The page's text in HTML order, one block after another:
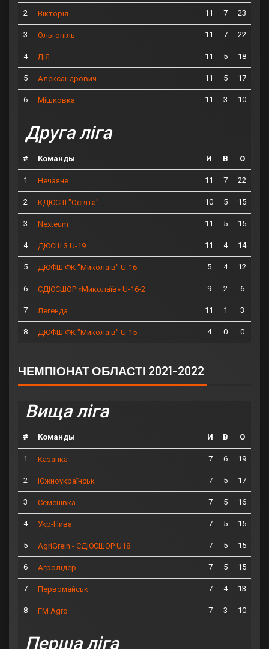
2 Вікторія 11 7 23
3 Ольгопіль 11 7 22
4 ЛІЯ 11 5 18
5 Александрович 11 5 17
6 Мішковка 11 3 10
Друга ліга
# Команды И В О
1 Нечаяне 11 7 22
2 КДЮСШ "Освіта" 10 5 15
3 Nexteum 11 5 15
4 ДЮСШ 3 U-19 11 4 14
5 ДЮФШ ФК "Миколаїв" U-16 5 4 12
6 СДЮСШОР «Миколаїв» U-16-2 9 2 6
7 Легенда 11 1 3
8 ДЮФШ ФК "Миколаїв" U-15 4 0 0
ЧЕМПІОНАТ ОБЛАСТІ 2021-2022
Вища ліга
# Команды И В О
1 Казанка 7 6 19
2 Южноукраїнськ 7 5 17
3 Семенівка 7 5 16
4 Укр-Нива 7 5 15
5 AgriGrein - СДЮСШОР U18 7 5 15
6 Агролідер 7 5 15
7 Первомайськ 7 4 13
8 FM Agro 7 3 10
Перша ліга